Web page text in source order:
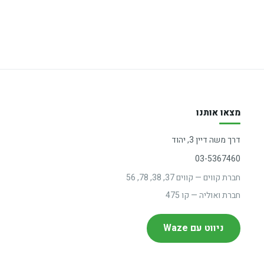
מצאו אותנו
דרך משה דיין 3, יהוד
03-5367460
חברת קווים — קווים 37, 38, 78, 56
חברת ואוליה — קו 475
ניווט עם Waze